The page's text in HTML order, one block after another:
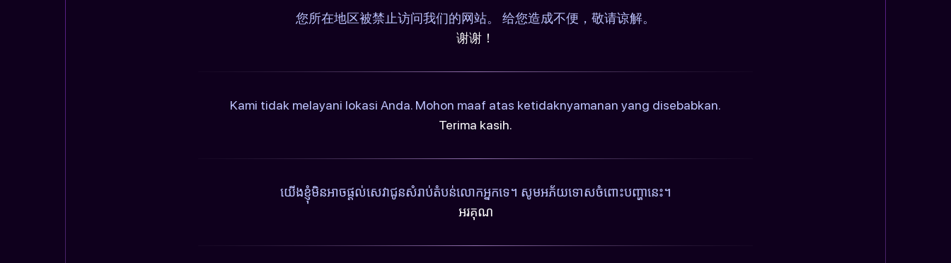
您所在地区被禁止访问我们的网站。 给您造成不便，敬请谅解。
谢谢！
Kami tidak melayani lokasi Anda. Mohon maaf atas ketidaknyamanan yang disebabkan.
Terima kasih.
យើងខ្ញុំមិនអាចផ្តល់សេវាជូនសំរាប់តំបន់លោកអ្នកទេ។ សូមអភ័យទោសចំពោះបញ្ហានេះ។
អរគុណ